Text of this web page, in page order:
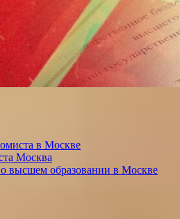
в Москве
Москва
о высшем образовании в Москве